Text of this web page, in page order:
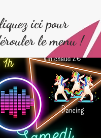
ici pour
le menu !